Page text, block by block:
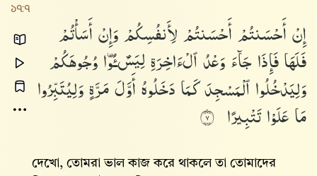
১৭:৭
إِنْأَحْسَنتُمْأَحْسَنتُمْلِأَنفُسِكُمْوَإِنْأَسَأْتُمْ
فَلَهَافَإِذَاجَآءَوَعْدُٱلْءَاخِرَةِلِيَسُۥٓـُٔوا۟وُجُوهَكُمْ
وَلِيَدْخُلُوا۟ٱلْمَسْجِدَكَمَادَخَلُوهُأَوَّلَمَرَّةٍوَلِيُتَبِّرُوا۟
مَاعَلَوْا۟تَتْبِيرًا ٧
দেখো, তোমরা ভাল কাজ করে থাকলে তা তোমাদের